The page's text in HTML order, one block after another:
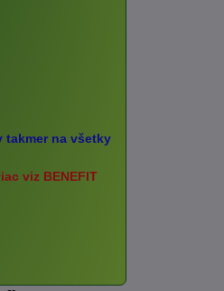
takmer na všetky
viz BENEFIT